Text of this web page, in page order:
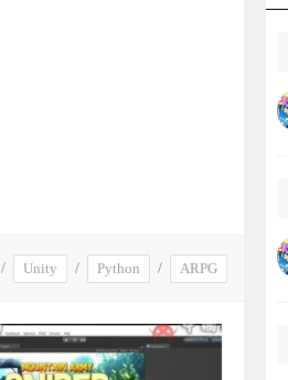
ARPG
/
Python
/
Unity
/